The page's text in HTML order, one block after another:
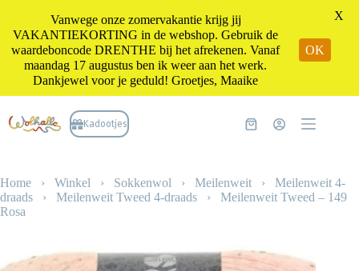
naar
de
Kadootjes Winkelwagen
Home › Winkel › Sokkenwol › Meilenweit › Meilenweit 4-
draads › Meilenweit Tweed 4-draads › Meilenweit Tweed – 149
Rosa
Vanwege onze zomervakantie krijg jij
VAKANTIEKORTING in de webshop. Gebruik de
waardeboncode DRENTHE bij het afrekenen. Vanaf
maandag 17 augustus ben ik weer aan het werk.
Dankjewel voor je geduld! Groetjes, Maaike
OK
X